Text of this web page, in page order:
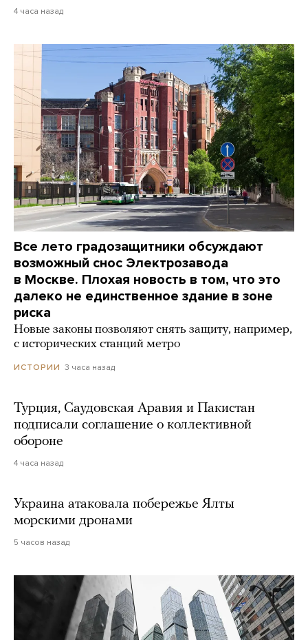
4 часа назад
Все лето градозащитники обсуждают
возможный снос Электрозавода
в Москве. Плохая новость в том, что это
далеко не единственное здание в зоне
риска
Новые законы позволяют снять защиту, например,
с исторических станций метро
ИСТОРИИ 3 часа назад
Турция, Саудовская Аравия и Пакистан
подписали соглашение о коллективной
обороне
4 часа назад
Украина атаковала побережье Ялты
морскими дронами
5 часов назад